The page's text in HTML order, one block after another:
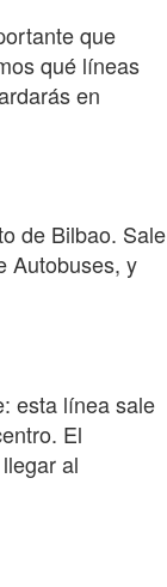
que
qué líneas
en
de Bilbao. Sale
Autobuses, y
esta línea sale
El
al